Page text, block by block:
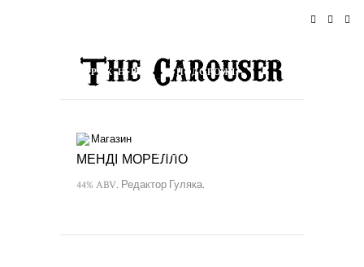
РОК-Н-РОЛ ПОДОРОЖІ
Магазин
ПРО ПРОЄКТ
МЕНДІ МОРЕЛЛО
44% ABV. Редактор Гуляка.